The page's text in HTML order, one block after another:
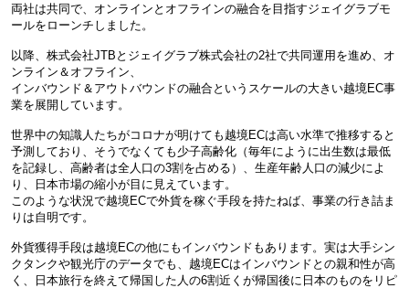
両社は共同で、オンラインとオフラインの融合を目指すジェイグラブモ
ールをローンチしました。
以降、株式会社JTBとジェイグラブ株式会社の2社で共同運用を進め、オ
ンライン＆オフライン、
インバウンド＆アウトバウンドの融合というスケールの大きい越境EC事
業を展開しています。
世界中の知識人たちがコロナが明けても越境ECは高い水準で推移すると
予測しており、そうでなくても少子高齢化（毎年にように出生数は最低
を記録し、高齢者は全人口の3割を占める）、生産年齢人口の減少によ
り、日本市場の縮小が目に見えています。
このような状況で越境ECで外貨を稼ぐ手段を持たねば、事業の行き詰ま
りは自明です。
外貨獲得手段は越境ECの他にもインバウンドもあります。実は大手シン
クタンクや観光庁のデータでも、越境ECはインバウンドとの親和性が高
く、日本旅行を終えて帰国した人の6割近くが帰国後に日本のものをリピ